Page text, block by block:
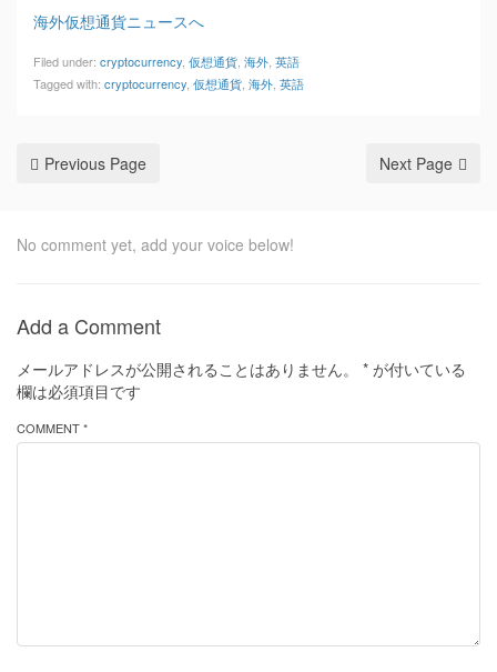
海外仮想通貨ニュースへ
Filed under: cryptocurrency 仮想通貨 海外 英語
Tagged with: cryptocurrency 仮想通貨 海外 英語
Previous Page Next Page
No comment yet, add your voice below!
Add a Comment
メールアドレスが公開されることはありません。 * が付いている
欄は必須項目です
COMMENT *